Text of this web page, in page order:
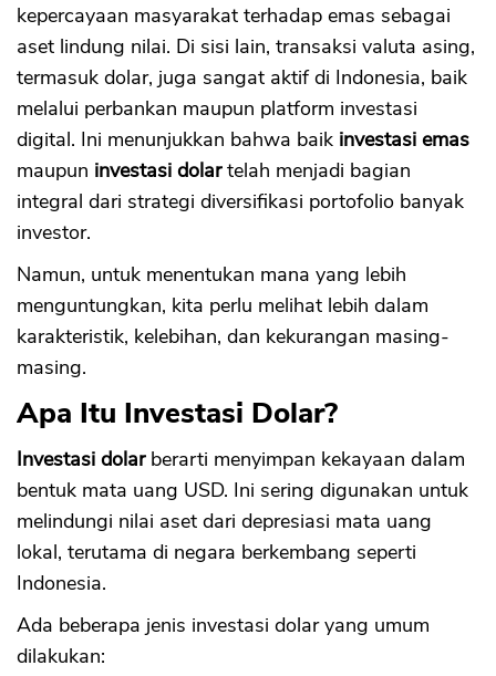
kepercayaan masyarakat terhadap emas sebagai
aset lindung nilai. Di sisi lain, transaksi valuta asing,
termasuk dolar, juga sangat aktif di Indonesia, baik
melalui perbankan maupun platform investasi
digital. Ini menunjukkan bahwa baik investasi emas
maupun investasi dolartelah menjadi bagian
integral dari strategi diversifikasi portofolio banyak
investor.
Namun, untuk menentukan mana yang lebih
menguntungkan, kita perlu melihat lebih dalam
karakteristik, kelebihan, dan kekurangan masing-
masing.
Apa Itu Investasi Dolar?
Investasi dolarberarti menyimpan kekayaan dalam
bentuk mata uang USD. Ini sering digunakan untuk
melindungi nilai aset dari depresiasi mata uang
lokal, terutama di negara berkembang seperti
Indonesia.
Ada beberapa jenis investasi dolar yang umum
dilakukan: